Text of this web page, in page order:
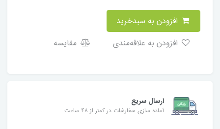
مقایسه
ارسال سریع
آماده سازی سفارشات در کمتر از ۴۸ ساعت